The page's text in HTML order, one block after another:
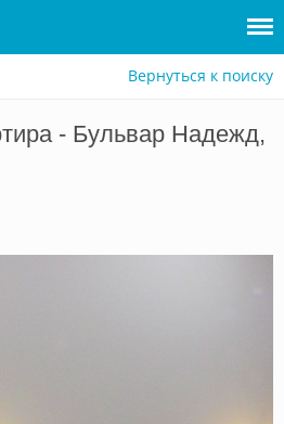
Вернуться к поиску
- Бульвар Надежд,